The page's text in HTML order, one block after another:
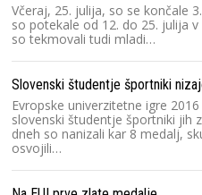
Včeraj, 25. julija, so se končale
so potekale od 12. do 25. julija
so tekmovali tudi mladi…
Slovenski študentje športniki
Evropske univerzitetne igre
slovenski študentje športniki jih
dneh so nanizali kar 8 medalj,
osvojili…